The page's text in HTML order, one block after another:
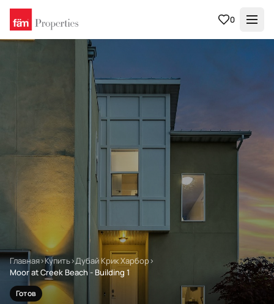
0
Главная›Купить›Дубай Крик Харбор›
Moor at Creek Beach - Building 1
Готов